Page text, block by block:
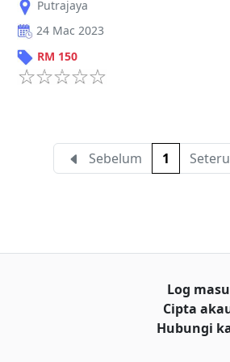
Putrajaya
24 Mac 2023
RM 150
Sebelum 1
Log
Cipta
Hubungi